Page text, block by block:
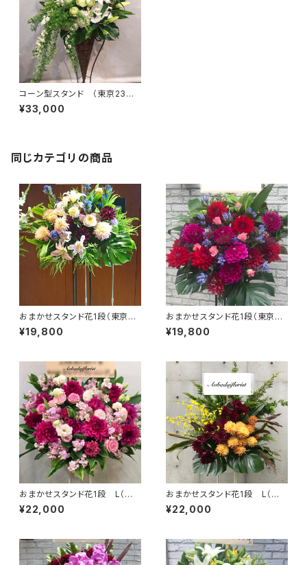
コーン型スタンド （東京23区
送料無料） ＃3203
¥33,000
同じカテゴリの商品
おまかせスタンド花1段（東京23
区送料無料） #3101
¥19,800
おまかせスタンド花1段（東京23
区送料無料） #3102
¥19,800
おまかせスタンド花1段 L（東
京23区送料無料）#3103
¥22,000
おまかせスタンド花1段 L（東
京23区送料無料）#3104
¥22,000